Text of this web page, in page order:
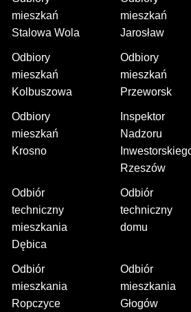
mieszkań
Stalowa Wola
mieszkań
Jarosław
Odbiory
mieszkań
Kolbuszowa
Odbiory
mieszkań
Przeworsk
Odbiory
mieszkań
Krosno
Inspektor
Nadzoru
Rzeszów
Odbiór
techniczny
mieszkania
Dębica
Odbiór
techniczny
domu
Odbiór
mieszkania
Ropczyce
Odbiór
mieszkania
Głogów